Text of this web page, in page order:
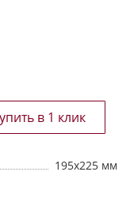
195х225 мм